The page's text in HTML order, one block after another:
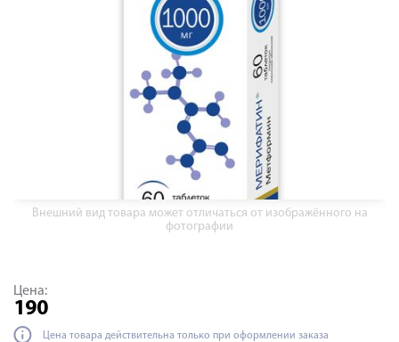
Внешний вид товара может отличаться от изображённого на
фотографии
Цена:
190
Цена товара действительна только при оформлении заказа